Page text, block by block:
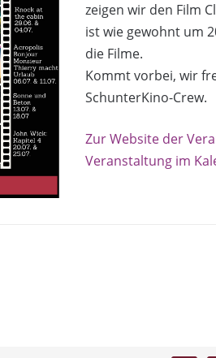
zeigen wir den Film
ist wie gewohnt um
die Filme.
Kommt vorbei, wir
SchunterKino-Crew.
Zur Website der
Veranstaltung im